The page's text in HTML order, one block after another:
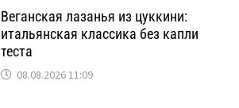
Веганская лазанья из цуккини:
итальянская классика без капли
теста
08.08.2026 11:09